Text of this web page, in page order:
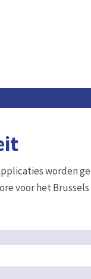
worden
voor het